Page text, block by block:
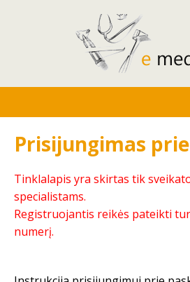
Prisijungimas
Tinklalapis yra skirtas tik
specialistams.
Registruojantis reikės pateikti
numerį.